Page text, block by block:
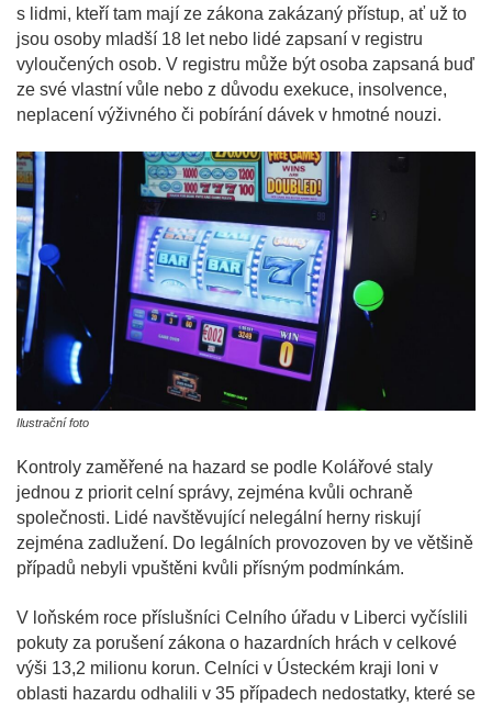
s lidmi, kteří tam mají ze zákona zakázaný přístup, ať už to
jsou osoby mladší 18 let nebo lidé zapsaní v registru
vyloučených osob. V registru může být osoba zapsaná buď
ze své vlastní vůle nebo z důvodu exekuce, insolvence,
neplacení výživného či pobírání dávek v hmotné nouzi.
Ilustrační foto
Kontroly zaměřené na hazard se podle Kolářové staly
jednou z priorit celní správy, zejména kvůli ochraně
společnosti. Lidé navštěvující nelegální herny riskují
zejména zadlužení. Do legálních provozoven by ve většině
případů nebyli vpuštěni kvůli přísným podmínkám.
V loňském roce příslušníci Celního úřadu v Liberci vyčíslili
pokuty za porušení zákona o hazardních hrách v celkové
výši 13,2 milionu korun. Celníci v Ústeckém kraji loni v
oblasti hazardu odhalili v 35 případech nedostatky, které se